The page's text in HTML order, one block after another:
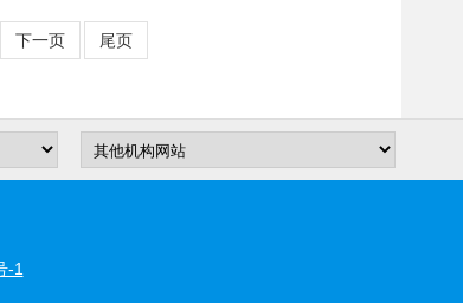
下一页 尾页
-1